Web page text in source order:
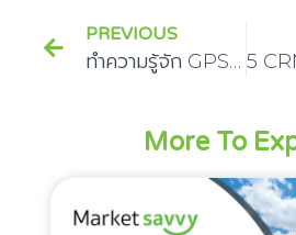
PREVIOUS
ทำความรู้จัก GPS ดาวเทียม และประโยชน์จาก GPS ดาวเทียม
More To